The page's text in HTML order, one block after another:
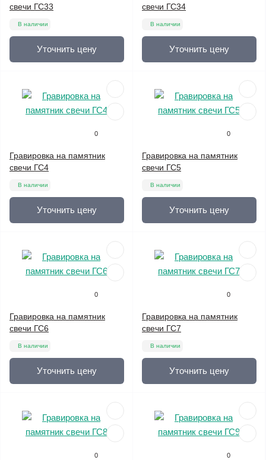
свечи ГС33
В наличии
Уточнить цену
свечи ГС34
В наличии
Уточнить цену
0
Гравировка на памятник
свечи ГС4
В наличии
Уточнить цену
0
Гравировка на памятник
свечи ГС5
В наличии
Уточнить цену
0
Гравировка на памятник
свечи ГС6
В наличии
Уточнить цену
0
Гравировка на памятник
свечи ГС7
В наличии
Уточнить цену
0 0